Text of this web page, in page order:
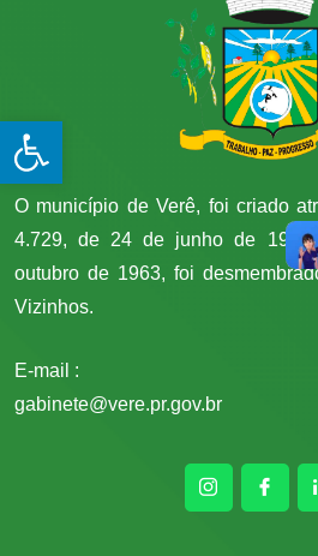
Open toolbar
O município de Verê, foi criado
4.729, de 24 de junho de 1963
outubro de 1963, foi
Vizinhos.
E-mail :
gabinete@vere.pr.gov.br